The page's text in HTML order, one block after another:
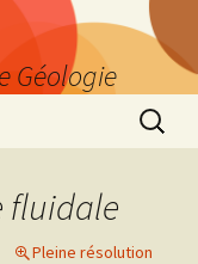
Géologie
fluidale
Pleine résolution